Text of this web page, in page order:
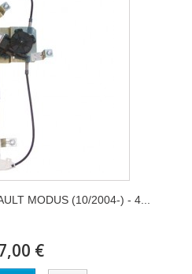
MODUS (10/2004-) - 4...
€